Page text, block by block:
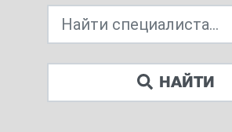
НАЙТИ